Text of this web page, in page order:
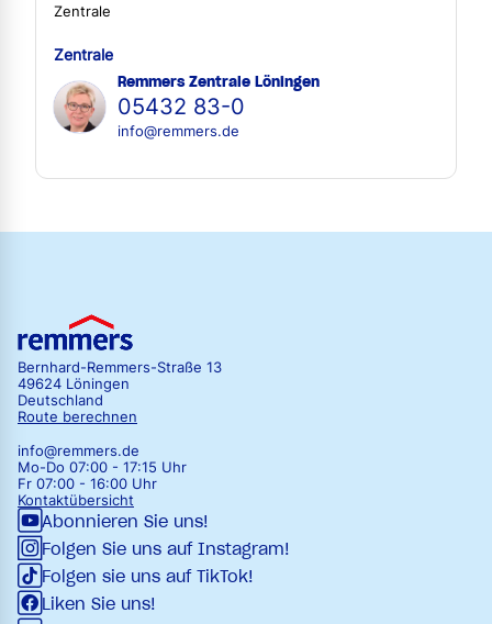
Zentrale
Zentrale
Remmers Zentrale Löningen
05432 83-0
info@remmers.de
Bernhard-Remmers-Straße 13
49624 Löningen
Deutschland
Route berechnen
info@remmers.de
Mo-Do 07:00 - 17:15 Uhr
Fr 07:00 - 16:00 Uhr
Kontaktübersicht
Abonnieren Sie uns!
Folgen Sie uns auf Instagram!
Folgen sie uns auf TikTok!
Liken Sie uns!